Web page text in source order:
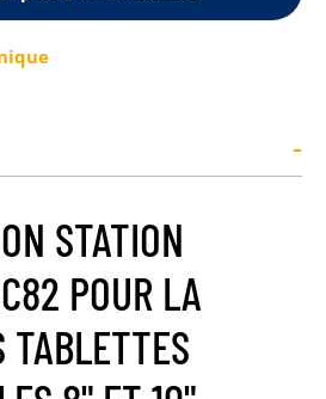
-
STATION
POUR LA
TABLETTES